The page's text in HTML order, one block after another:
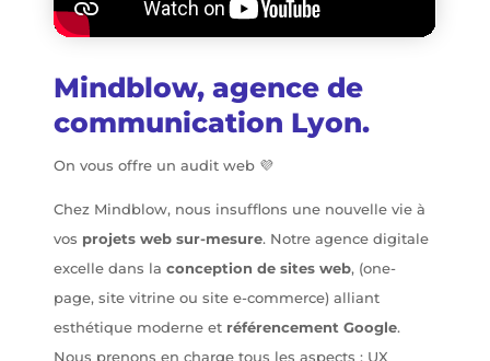
Mindblow, agence de
communication Lyon.
On vous offre un audit web 💜
Chez Mindblow, nous insufflons une nouvelle vie à
vos projets web sur-mesure. Notre agence digitale
excelle dans laconception de sites web, (one-
page, site vitrine ou site e-commerce) alliant
esthétique moderne et référencement Google.
Nous prenons en charge tous les aspects : UX